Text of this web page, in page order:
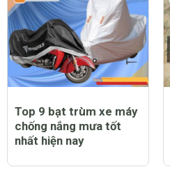
Top 9 bạt trùm xe máy
chống nắng mưa tốt
nhất hiện nay